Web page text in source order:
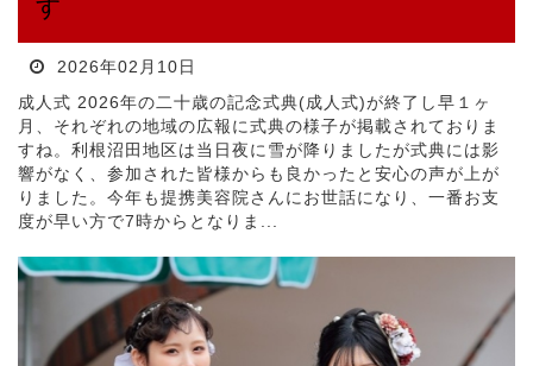
す
2026年02月10日
成人式 2026年の二十歳の記念式典(成人式)が終了し早１ヶ
月、それぞれの地域の広報に式典の様子が掲載されておりま
すね。利根沼田地区は当日夜に雪が降りましたが式典には影
響がなく、参加された皆様からも良かったと安心の声が上が
りました。今年も提携美容院さんにお世話になり、一番お支
度が早い方で7時からとなりま...